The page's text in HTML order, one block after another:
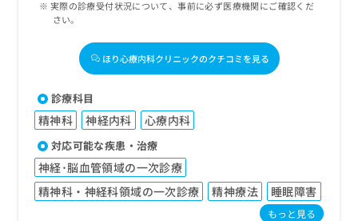
実際の診療受付状況について、事前に必ず医療機関にご確認くだ
さい。
ほり心療内科クリニックのクチコミを見る
診療科目
精神科 神経内科 心療内科
対応可能な疾患・治療
神経･脳血管領域の一次診療
精神科・神経科領域の一次診療
精神療法 睡眠障害
もっと見る